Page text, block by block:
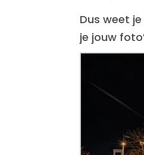
Dus weet
je jouw